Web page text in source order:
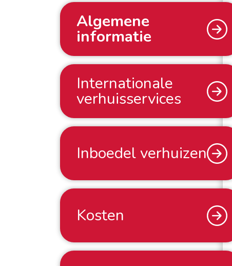
Algemene
informatie
Internationale
verhuisservices
Inboedel verhuizen
Kosten